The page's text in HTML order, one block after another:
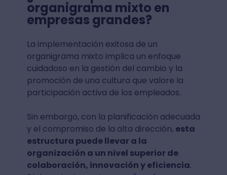
organigrama mixto en
empresas grandes?
La implementación exitosa de un
organigrama mixto implica un enfoque
cuidadoso en la gestión del cambio y la
promoción de una cultura que valore la
participación activa de los empleados.
Sin embargo, con la planificación adecuada
y el compromiso de la alta dirección, esta
estructura puede llevar a la
organización a un nivel superior de
colaboración, innovación y eficiencia.